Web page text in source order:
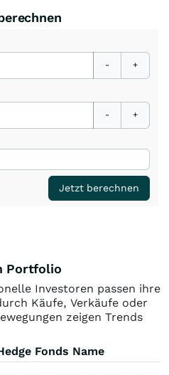
- +
- +
Jetzt berechnen
Portfolio
Investoren passen ihre
Käufe, Verkäufe oder
zeigen Trends
Fonds Name